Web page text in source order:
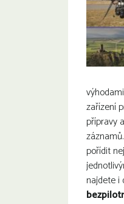
zařízení
přípravy
pořídit
najdete i